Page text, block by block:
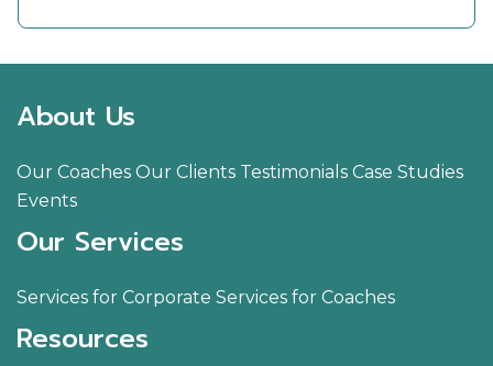
About Us
Our Coaches Our Clients Testimonials Case Studies
Events
Our Services
Services for Corporate Services for Coaches
Resources